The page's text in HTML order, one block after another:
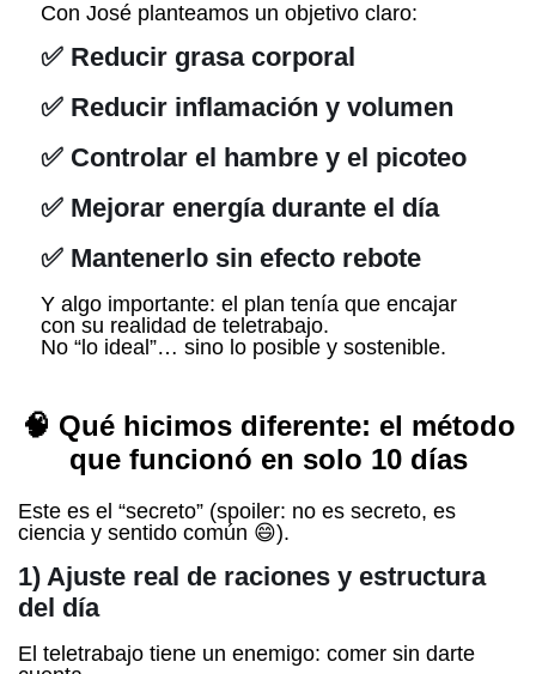
Con José planteamos un objetivo claro:
✅ Reducir grasa corporal
✅ Reducir inflamación y volumen
✅ Controlar el hambre y el picoteo
✅ Mejorar energía durante el día
✅ Mantenerlo sin efecto rebote
Y algo importante: el plan tenía que encajar
con su realidad de teletrabajo.
No “lo ideal”… sino lo posible y sostenible.
🧠 Qué hicimos diferente: el método
que funcionó en solo 10 días
Este es el “secreto” (spoiler: no es secreto, es
ciencia y sentido común 😄).
1) Ajuste real de raciones y estructura
del día
El teletrabajo tiene un enemigo: comer sin darte